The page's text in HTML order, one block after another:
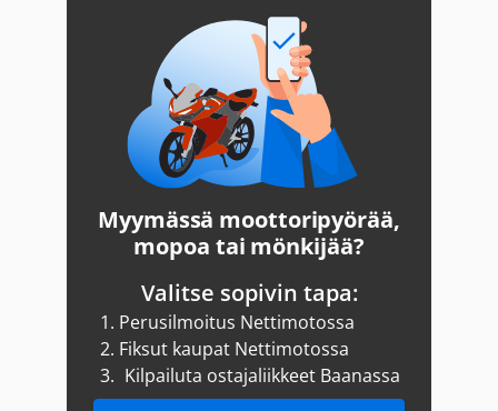
Myymässä moottoripyörää,
mopoa tai mönkijää?
Valitse sopivin tapa:
1. Perusilmoitus Nettimotossa
2. Fiksut kaupat Nettimotossa
3. Kilpailuta ostajaliikkeet Baanassa